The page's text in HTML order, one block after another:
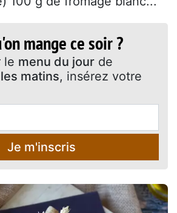
mange ce soir ?
le menu du jour de
matins, insérez votre
Je m'inscris